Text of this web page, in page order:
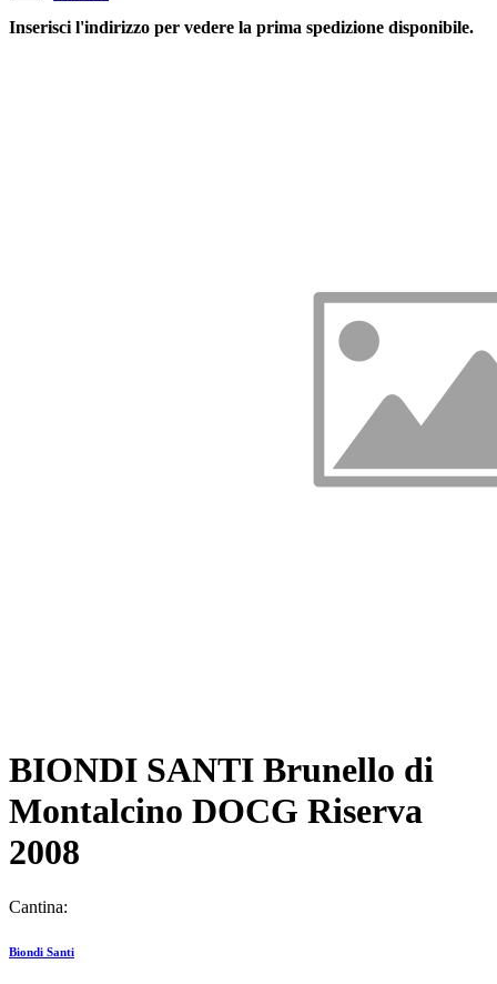
Inserisci l'indirizzo per vedere la prima spedizione disponibile.
BIONDI SANTI Brunello di
Montalcino DOCG Riserva
2008
Cantina:
Biondi Santi